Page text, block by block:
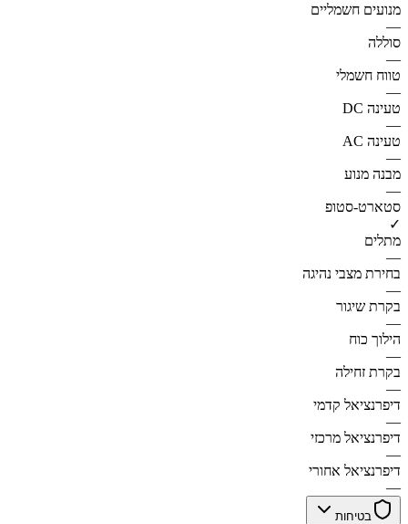
מנועים חשמליים
—
סוללה
—
טווח חשמלי
—
טעינה DC
—
טעינה AC
—
מבנה מנוע
—
סטארט-סטופ
✓
מתלים
—
בחירת מצבי נהיגה
—
בקרת שיגור
—
הילוך כוח
—
בקרת זחילה
—
דיפרנציאל קדמי
—
דיפרנציאל מרכזי
—
דיפרנציאל אחורי
—
בטיחות